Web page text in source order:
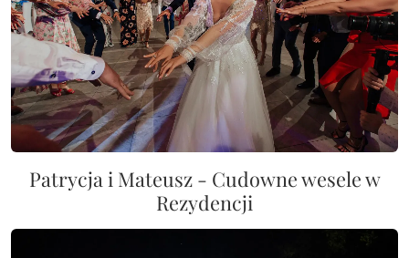
Patrycja i Mateusz - Cudowne wesele w
Rezydencji